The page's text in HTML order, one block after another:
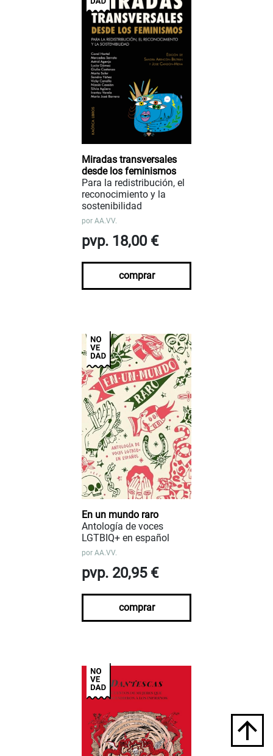
Miradas transversales
desde los feminismos
Para la redistribución, el
reconocimiento y la
sostenibilidad
por AA.VV.
pvp. 18,00 €
comprar
En un mundo raro
Antología de voces
LGTBIQ+ en español
por AA.VV.
pvp. 20,95 €
comprar